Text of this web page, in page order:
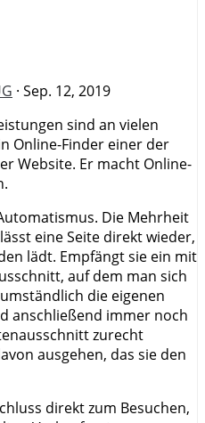
· Sep. 12, 2019
sind an vielen
Online-Finder einer der
Website. Er macht Online-
Die Mehrheit
eine Seite direkt wieder,
lädt. Empfängt sie ein mit
auf dem man sich
die eigenen
anschließend immer noch
zurecht
ausgehen, das sie den
direkt zum Besuchen,